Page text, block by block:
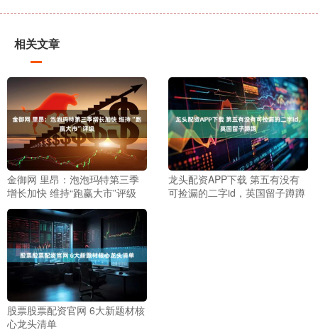
相关文章
金御网 里昂：泡泡玛特第三季
增长加快 维持“跑赢大市”评级
龙头配资APP下载 第五有没有
可捡漏的二字id，英国留子蹲蹲
股票股票配资官网 6大新题材核
心龙头清单